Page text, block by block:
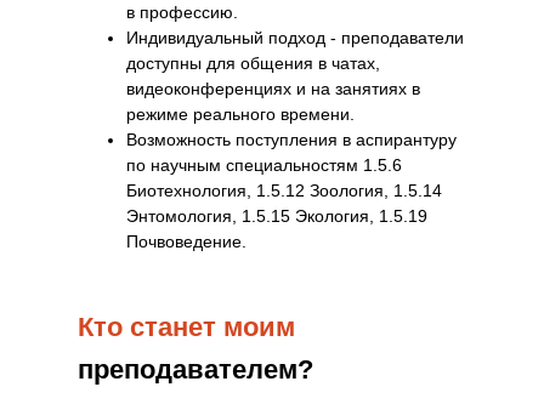
в профессию.
Индивидуальный подход - преподаватели
доступны для общения в чатах,
видеоконференциях и на занятиях в
режиме реального времени.
Возможность поступления в аспирантуру
по научным специальностям 1.5.6
Биотехнология, 1.5.12 Зоология, 1.5.14
Энтомология, 1.5.15 Экология, 1.5.19
Почвоведение.
Кто станет моим
преподавателем?